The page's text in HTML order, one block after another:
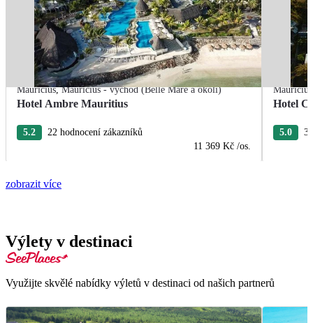
Mauricius,Mauricius - východ (Belle Mare a okolí)
Hotel Ambre Mauritius
5.2
22 hodnocení zákazníků
11 369 Kč /os.
Mauricius
Hotel
5.0 3
zobrazit více
Výlety v destinaci
Využijte skvělé nabídky výletů v destinaci od našich partnerů